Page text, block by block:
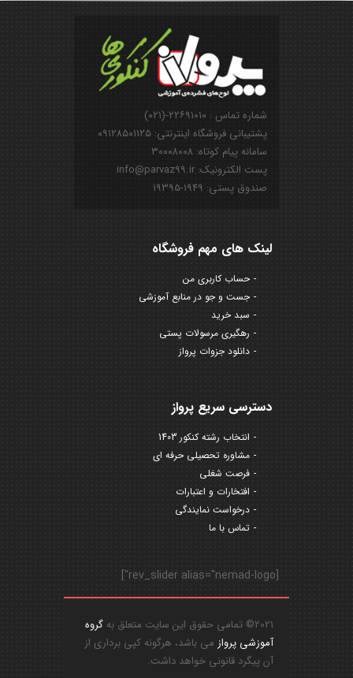
شماره تماس : ۲۲۶۹۱۰۱۰-(۰۲۱)
پشتیبانی فروشگاه اینترنتی: ۰۹۱۲۸۵۰۱۱۲۵
سامانه پیام کوتاه: ۳۰۰۰۸۰۰۸
پست الکترونیک: info@parvaz99.ir
صندوق پستی: ۱۹۴۹-۱۹۳۹۵
لینک های مهم فروشگاه
حساب کاربری من
جست و جو در منابع آموزشی
سبد خرید
رهگیری مرسولات پستی
دانلود جزوات پرواز
دسترسی سریع پرواز
انتخاب رشته کنکور 1403
مشاوره تحصیلی حرفه ای
فرصت شغلی
افتخارات و اعتبارات
درخواست نمایندگی
تماس با ما
[rev_slider alias="nemad-logo"]
2021© تمامی حقوق این سایت متعلق به
گروه
آموزشی پرواز می باشد، هرگونه کپی برداری از
آن پیگرد قانونی خواهد داشت.